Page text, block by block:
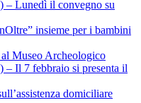
Lunedì il convegno su
insieme per i bambini
Museo Archeologico
Il 7 febbraio si presenta il
domiciliare